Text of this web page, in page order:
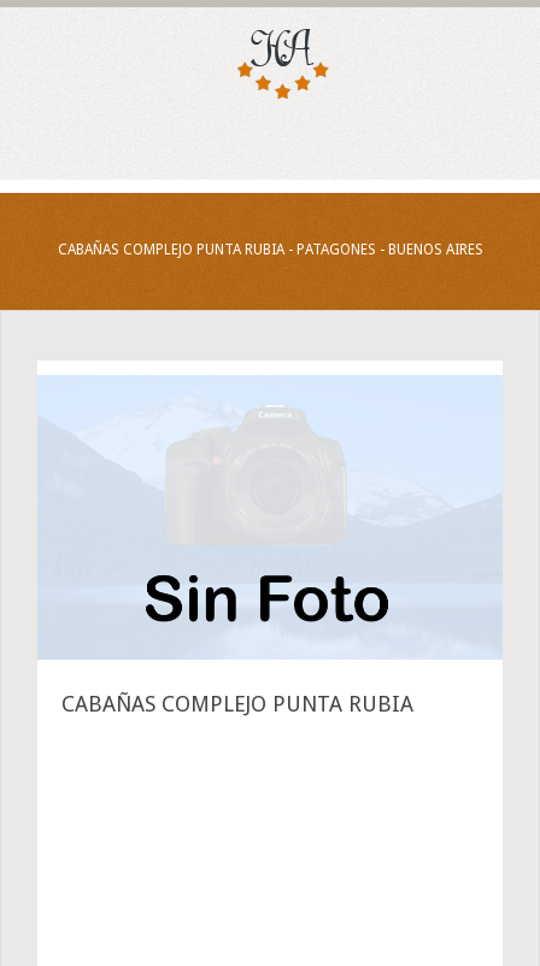
CABAÑAS COMPLEJO PUNTA RUBIA - PATAGONES - BUENOS AIRES
CABAÑAS COMPLEJO PUNTA RUBIA